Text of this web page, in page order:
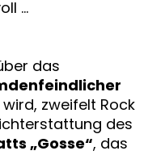
…
das
wird, zweifelt Rock
des
„Gosse“, das